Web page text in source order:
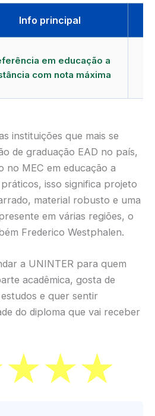
Info principal
em educação a
com nota máxima
instituições que mais se
de graduação EAD no país,
no MEC em educação a
isso significa projeto
material robusto e uma
em várias regiões, o
Frederico Westphalen.
a UNINTER para quem
acadêmica, gosta de
e quer sentir
do diploma que vai receber